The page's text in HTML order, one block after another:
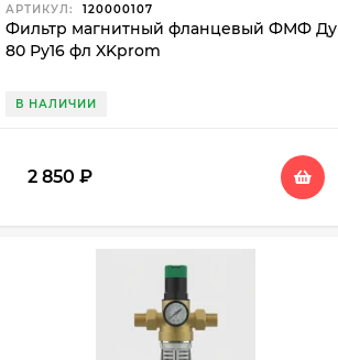
АРТИКУЛ: 120000107
Фильтр магнитный фланцевый ФМФ Ду
80 Ру16 фл XKprom
В НАЛИЧИИ
2 850₽